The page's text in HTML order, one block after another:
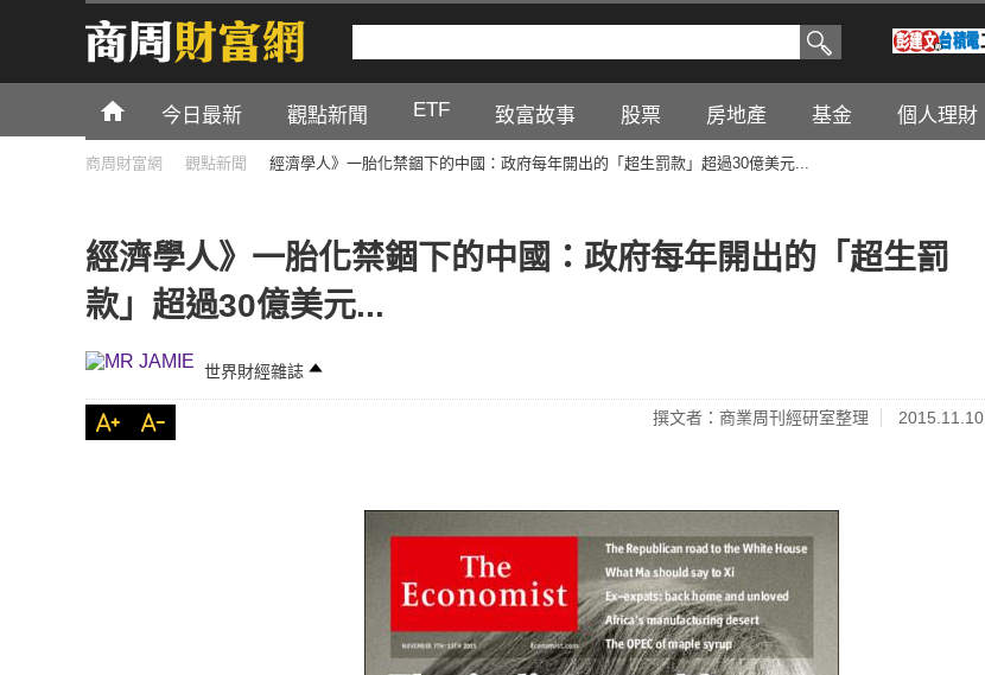
今日最新 觀點新聞 ETF 致富故事 股票 房地產 基金 個人理財
商周財富網 觀點新聞 經濟學人》一胎化禁錮下的中國：政府每年開出的「超生罰款」超過30億美元...
經濟學人》一胎化禁錮下的中國：政府每年開出的「超生罰
款」超過30億美元...
世界財經雜誌
撰文者：商業周刊經研室整理 2015.11.10